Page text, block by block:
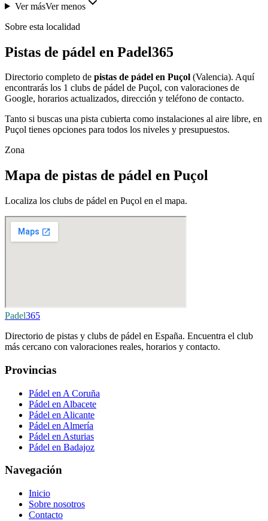
Ver másVer menos
Sobre esta localidad
Pistas de pádel en Padel365
Directorio completo de pistas de pádel en Puçol (Valencia). Aquí
encontrarás los 1 clubs de pádel de Puçol, con valoraciones de
Google, horarios actualizados, dirección y teléfono de contacto.
Tanto si buscas una pista cubierta como instalaciones al aire libre, en
Puçol tienes opciones para todos los niveles y presupuestos.
Zona
Mapa de pistas de pádel en Puçol
Localiza los clubs de pádel en Puçol en el mapa.
Padel365
Directorio de pistas y clubs de pádel en España. Encuentra el club
más cercano con valoraciones reales, horarios y contacto.
Provincias
Pádel en A Coruña
Pádel en Albacete
Pádel en Alicante
Pádel en Almería
Pádel en Asturias
Pádel en Badajoz
Navegación
Inicio
Sobre nosotros
Contacto